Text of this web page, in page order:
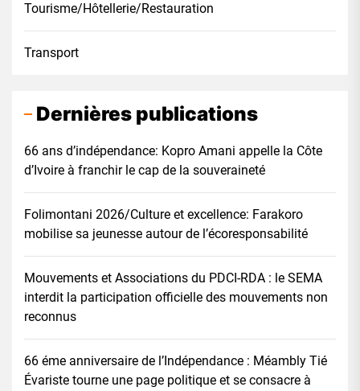
Tourisme/Hôtellerie/Restauration
Transport
Dernières publications
66 ans d’indépendance: Kopro Amani appelle la Côte
d’Ivoire à franchir le cap de la souveraineté
Folimontani 2026/Culture et excellence: Farakoro
mobilise sa jeunesse autour de l’écoresponsabilité
Mouvements et Associations du PDCI-RDA : le SEMA
interdit la participation officielle des mouvements non
reconnus
66 éme anniversaire de l’Indépendance : Méambly Tié
Évariste tourne une page politique et se consacre à